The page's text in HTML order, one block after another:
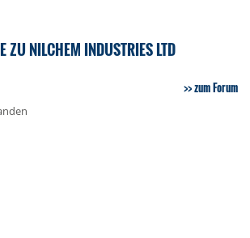
ZU NILCHEM INDUSTRIES LTD
zum Forum